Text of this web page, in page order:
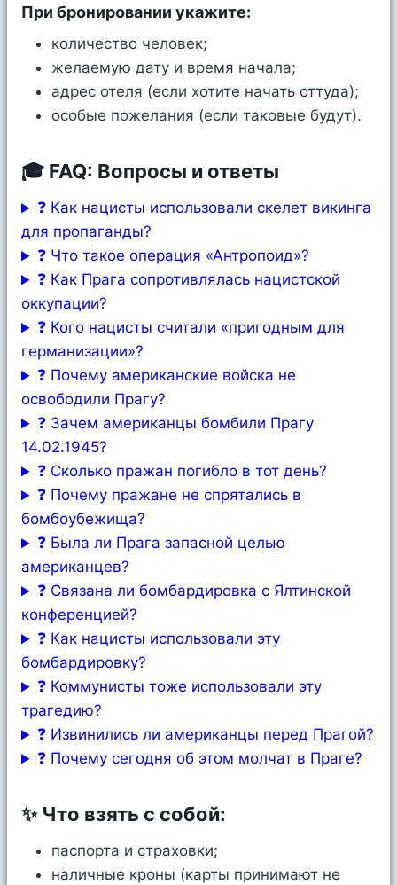
При бронировании укажите:
количество человек;
желаемую дату и время начала;
адрес отеля (если хотите начать оттуда);
особые пожелания (если таковые будут).
🎓 FAQ: Вопросы и ответы
❓ Как нацисты использовали скелет викинга
для пропаганды?
❓ Что такое операция «Антропоид»?
❓ Как Прага сопротивлялась нацистской
оккупации?
❓ Кого нацисты считали «пригодным для
германизации»?
❓ Почему американские войска не
освободили Прагу?
❓ Зачем американцы бомбили Прагу
14.02.1945?
❓ Сколько пражан погибло в тот день?
❓ Почему пражане не спрятались в
бомбоубежища?
❓ Была ли Прага запасной целью
американцев?
❓ Связана ли бомбардировка с Ялтинской
конференцией?
❓ Как нацисты использовали эту
бомбардировку?
❓ Коммунисты тоже использовали эту
трагедию?
❓ Извинились ли американцы перед Прагой?
❓ Почему сегодня об этом молчат в Праге?
✨ Что взять с собой:
паспорта и страховки;
наличные кроны (карты принимают не